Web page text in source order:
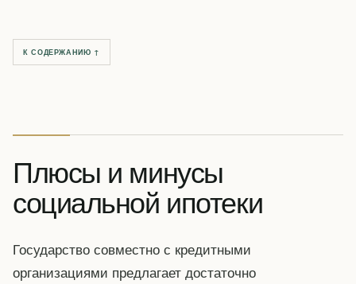
К СОДЕРЖАНИЮ ↑
Плюсы и минусы
социальной ипотеки
Государство совместно с кредитными
организациями предлагает достаточно